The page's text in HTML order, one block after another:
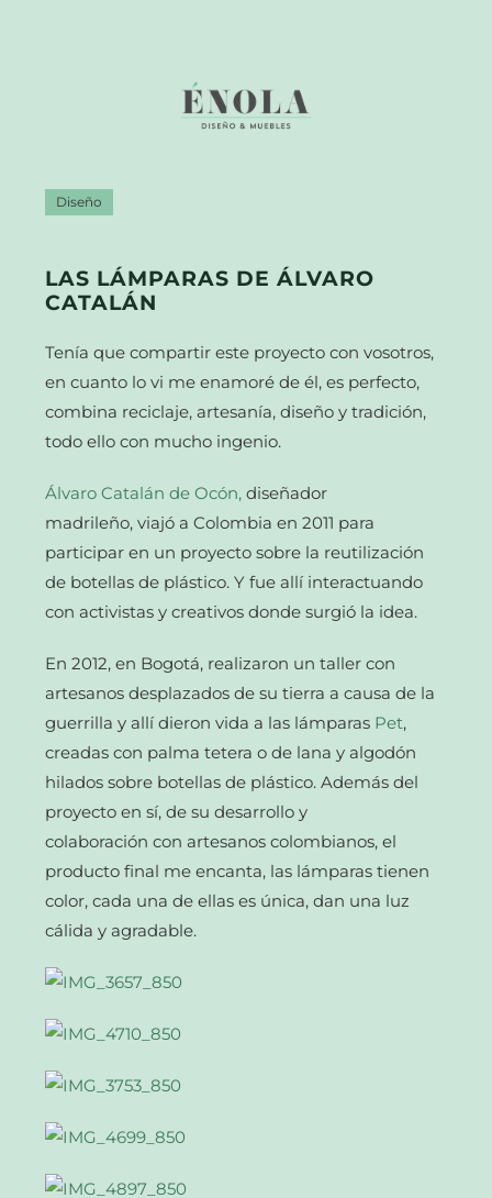
Diseño
LAS LÁMPARAS DE ÁLVARO
CATALÁN
Tenía que compartir este proyecto con vosotros,
en cuanto lo vi me enamoré de él, es perfecto,
combina reciclaje, artesanía, diseño y tradición,
todo ello con mucho ingenio.
Álvaro Catalán de Ocón,diseñador
madrileño, viajó a Colombia en 2011 para
participar en un proyecto sobre la reutilización
de botellas de plástico. Y fue allí interactuando
con activistas y creativos donde surgió la idea.
En 2012, en Bogotá, realizaron un taller con
artesanos desplazados de su tierra a causa de la
guerrilla y allí dieron vida a las lámparas Pet,
creadas con palma tetera o de lana y algodón
hilados sobre botellas de plástico. Además del
proyecto en sí, de su desarrollo y
colaboración con artesanos colombianos, el
producto final me encanta, las lámparas tienen
color, cada una de ellas es única, dan una luz
cálida y agradable.